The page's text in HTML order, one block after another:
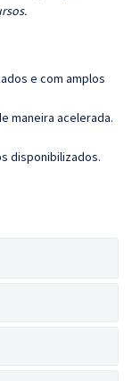
e com amplos
maneira acelerada.
disponibilizados.